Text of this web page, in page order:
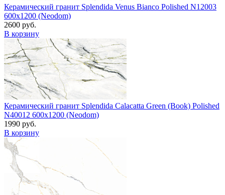
Керамический гранит Splendida Venus Bianco Polished N12003
600x1200 (Neodom)
2600 руб.
В корзину
Керамический гранит Splendida Calacatta Green (Book) Polished
N40012 600x1200 (Neodom)
1990 руб.
В корзину